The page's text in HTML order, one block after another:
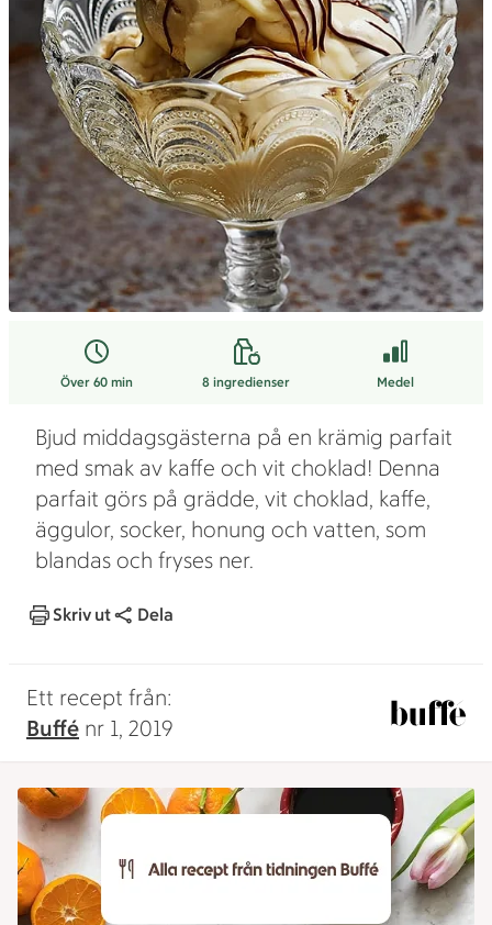
Över 60 min 8 ingredienser Medel
Bjud middagsgästerna på en krämig parfait
med smak av kaffe och vit choklad! Denna
parfait görs på grädde, vit choklad, kaffe,
äggulor, socker, honung och vatten, som
blandas och fryses ner.
Skriv ut Dela
Ett recept från:
Buffé nr 1, 2019